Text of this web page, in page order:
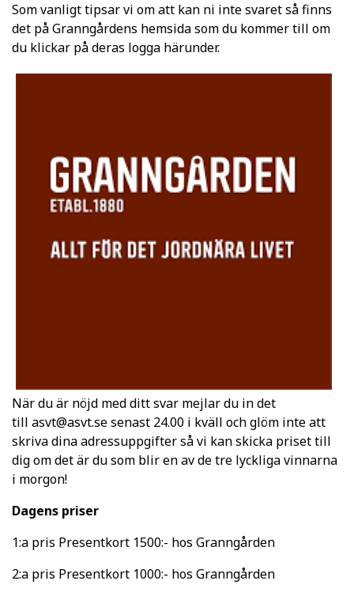
Som vanligt tipsar vi om att kan ni inte svaret så finns
det på Granngårdens hemsida som du kommer till om
du klickar på deras logga härunder.
När du är nöjd med ditt svar mejlar du in det
till asvt@asvt.sesenast 24.00 i kväll och glöm inte att
skriva dina adressuppgifter så vi kan skicka priset till
dig om det är du som blir en av de tre lyckliga vinnarna
i morgon!
Dagens priser
1:a pris Presentkort 1500:- hos Granngården
2:a pris Presentkort 1000:- hos Granngården